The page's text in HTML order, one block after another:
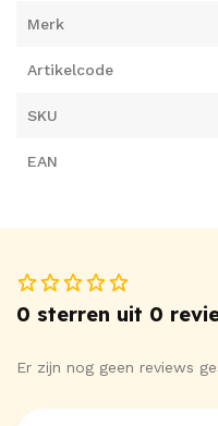
Merk
Artikelcode
SKU
EAN
0 sterren uit 0
Er zijn nog geen reviews